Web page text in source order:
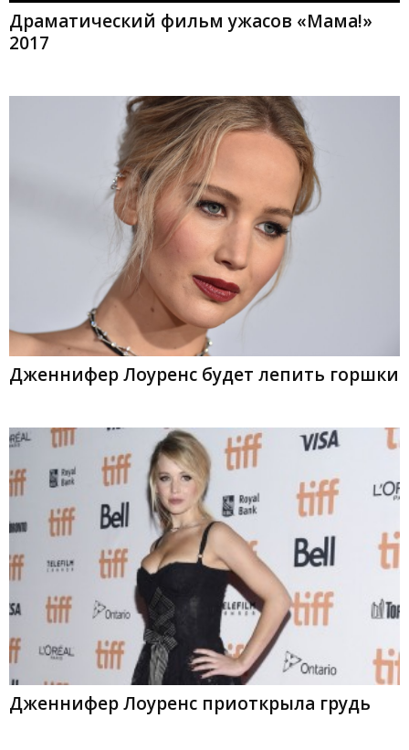
Драматический фильм ужасов «Мама!»
2017
Дженнифер Лоуренс будет лепить горшки
Дженнифер Лоуренс приоткрыла грудь